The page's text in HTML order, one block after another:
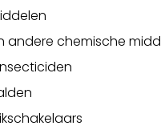
chemische